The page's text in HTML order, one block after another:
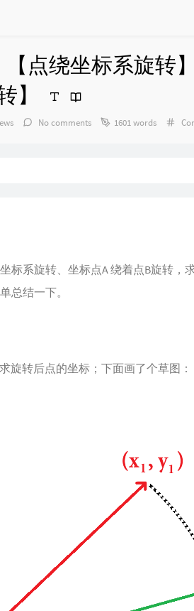
点绕坐标系旋转
】
No comments 1601 words
标系旋转、坐标点A 绕着点B旋转，
总结一下。
旋转后点的坐标；下面画了个草图：